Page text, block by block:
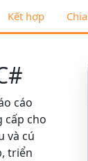
Kết hợp Chia
cáo
cấp cho
và cú
triển